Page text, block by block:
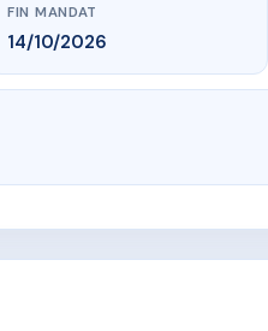
FIN MANDAT
14/10/2026